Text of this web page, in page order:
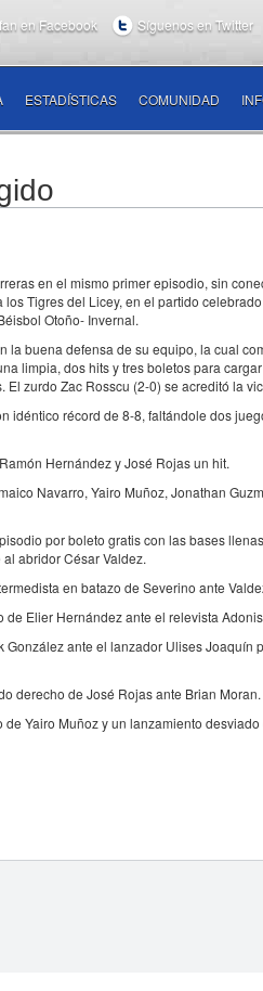
en Facebook Síguenos en Twitter
ESTADÍSTICAS COMUNIDAD
en el mismo primer episodio, sin
Tigres del Licey, en el partido
Otoño- Invernal.
la buena defensa de su equipo, la cual
limpia, dos hits y tres boletos para
zurdo Zac Rosscu (2-0) se acreditó la
idéntico récord de 8-8, faltándole dos
Hernández y José Rojas un hit.
Navarro, Yairo Muñoz, Jonathan
por boleto gratis con las bases
abridor César Valdez.
en batazo de Severino ante
Elier Hernández ante el relevista
ante el lanzador Ulises Joaquín
derecho de José Rojas ante Brian Moran.
Yairo Muñoz y un lanzamiento